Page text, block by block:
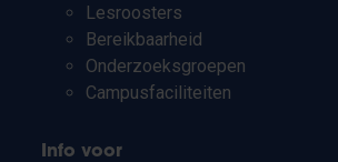
Lesroosters
Bereikbaarheid
Onderzoeksgroepen
Campusfaciliteiten
Info voor